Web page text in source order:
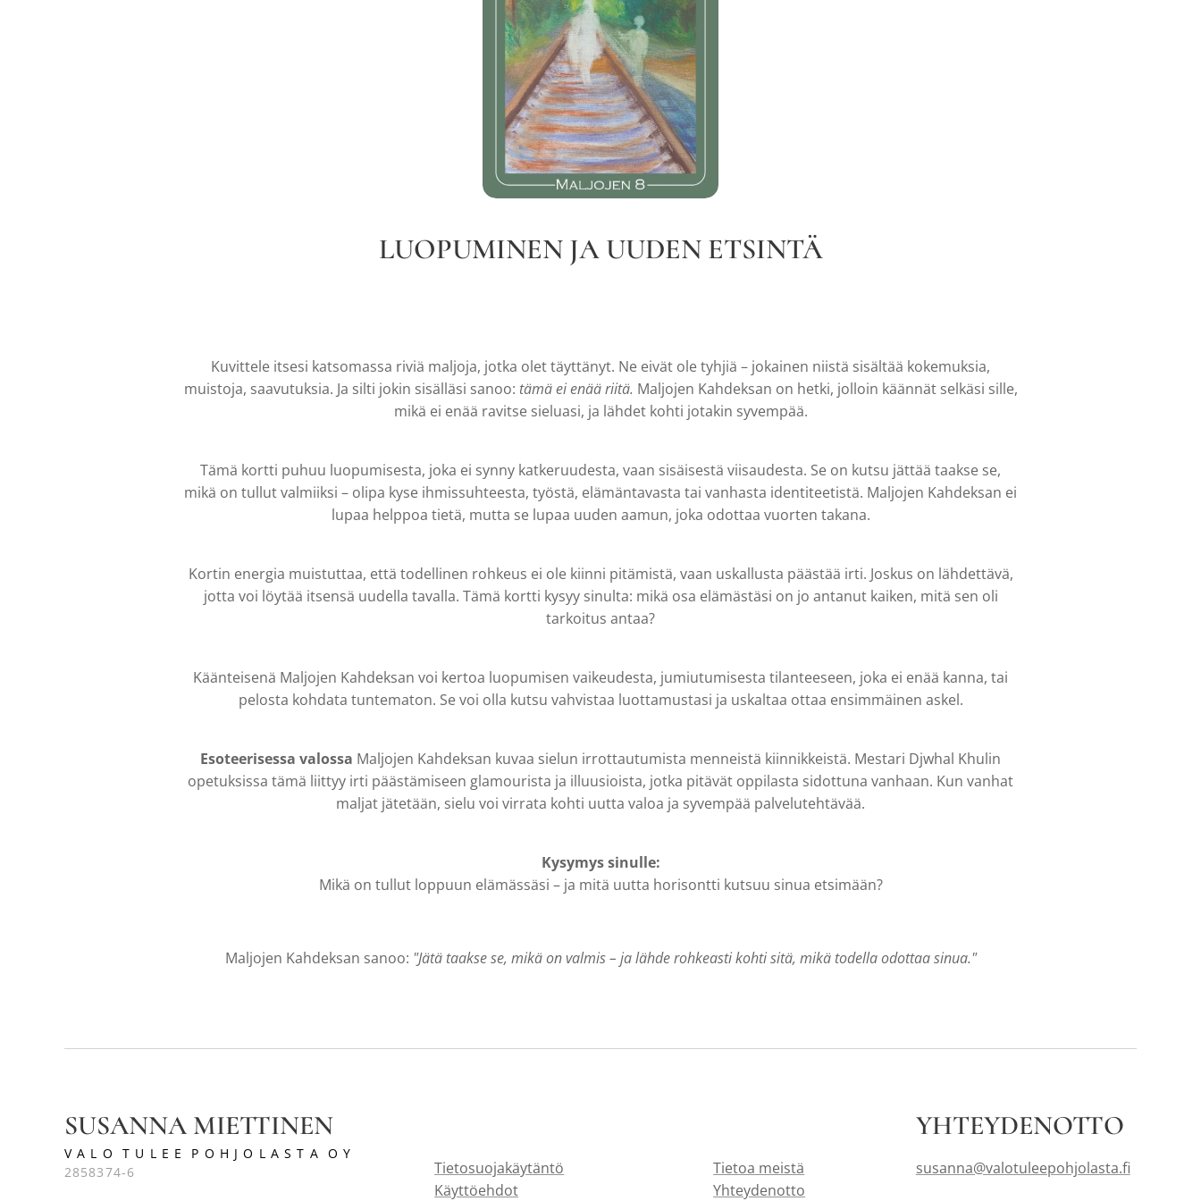
LUOPUMINEN JA UUDEN ETSINTÄ
Kuvittele itsesi katsomassa riviä maljoja, jotka olet täyttänyt. Ne eivät ole tyhjiä – jokainen niistä sisältää kokemuksia,
muistoja, saavutuksia. Ja silti jokin sisälläsi sanoo: tämä ei enää riitä. Maljojen Kahdeksan on hetki, jolloin käännät selkäsi sille,
mikä ei enää ravitse sieluasi, ja lähdet kohti jotakin syvempää.
Tämä kortti puhuu luopumisesta, joka ei synny katkeruudesta, vaan sisäisestä viisaudesta. Se on kutsu jättää taakse se,
mikä on tullut valmiiksi – olipa kyse ihmissuhteesta, työstä, elämäntavasta tai vanhasta identiteetistä. Maljojen Kahdeksan ei
lupaa helppoa tietä, mutta se lupaa uuden aamun, joka odottaa vuorten takana.
Kortin energia muistuttaa, että todellinen rohkeus ei ole kiinni pitämistä, vaan uskallusta päästää irti. Joskus on lähdettävä,
jotta voi löytää itsensä uudella tavalla. Tämä kortti kysyy sinulta: mikä osa elämästäsi on jo antanut kaiken, mitä sen oli
tarkoitus antaa?
Käänteisenä Maljojen Kahdeksan voi kertoa luopumisen vaikeudesta, jumiutumisesta tilanteeseen, joka ei enää kanna, tai
pelosta kohdata tuntematon. Se voi olla kutsu vahvistaa luottamustasi ja uskaltaa ottaa ensimmäinen askel.
Esoteerisessa valossa Maljojen Kahdeksan kuvaa sielun irrottautumista menneistä kiinnikkeistä. Mestari Djwhal Khulin
opetuksissa tämä liittyy irti päästämiseen glamourista ja illuusioista, jotka pitävät oppilasta sidottuna vanhaan. Kun vanhat
maljat jätetään, sielu voi virrata kohti uutta valoa ja syvempää palvelutehtävää.
Kysymys sinulle:
Mikä on tullut loppuun elämässäsi – ja mitä uutta horisontti kutsuu sinua etsimään?
Maljojen Kahdeksan sanoo: "Jätä taakse se, mikä on valmis – ja lähde rohkeasti kohti sitä, mikä todella odottaa sinua."
SUSANNA MIETTINEN
V A L O T U L E E P O H J O L A S T A O Y
2858374-6
Tietosuojakäytäntö
Käyttöehdot
Tietoa meistä
Yhteydenotto
YHTEYDENOTTO
susanna@valotuleepohjolasta.fi